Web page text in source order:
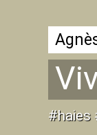
#haies